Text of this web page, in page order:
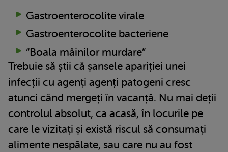
Gastroenterocolite virale
Gastroenterocolite bacteriene
“Boala mâinilor murdare”
Trebuie să știi că șansele apariției unei
infecții cu agenți agenți patogeni cresc
atunci când mergeți în vacanță. Nu mai deții
controlul absolut, ca acasă, în locurile pe
care le vizitați și există riscul să consumați
alimente nespălate, sau care nu au fost